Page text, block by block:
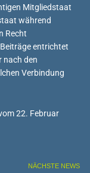
Mitgliedstaat
während
Recht
entrichtet
nach den
Verbindung
22. Februar
NÄCHSTE NEWS